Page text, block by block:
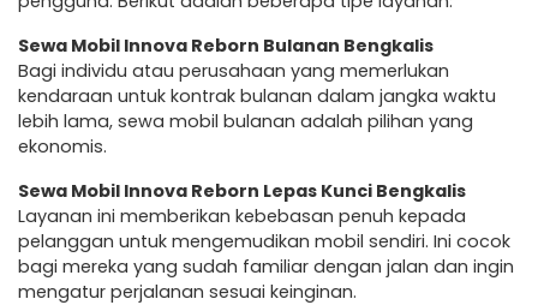
Sewa Mobil Innova Reborn Bulanan Bengkalis
Bagi individu atau perusahaan yang memerlukan
kendaraan untuk kontrak bulanan dalam jangka waktu
lebih lama, sewa mobil bulanan adalah pilihan yang
ekonomis.
Sewa Mobil Innova Reborn Lepas Kunci Bengkalis
Layanan ini memberikan kebebasan penuh kepada
pelanggan untuk mengemudikan mobil sendiri. Ini cocok
bagi mereka yang sudah familiar dengan jalan dan ingin
mengatur perjalanan sesuai keinginan.